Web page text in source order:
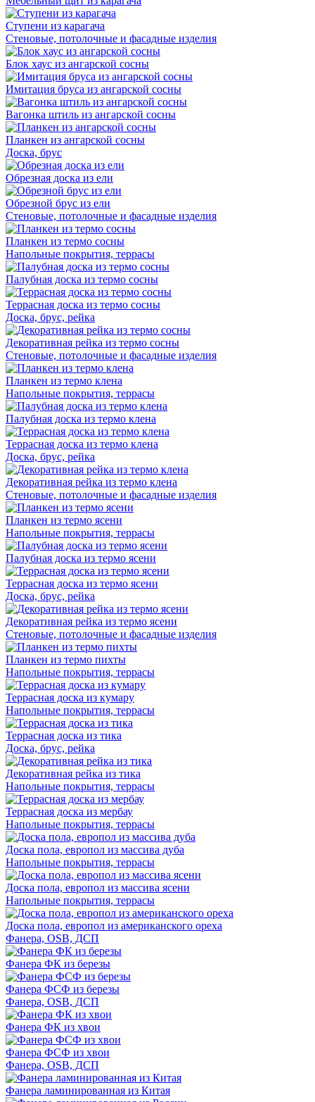
Ступени из карагача
Стеновые, потолочные и фасадные изделия
Блок хаус из ангарской сосны
Имитация бруса из ангарской сосны
Вагонка штиль из ангарской сосны
Планкен из ангарской сосны
Доска, брус
Обрезная доска из ели
Обрезной брус из ели
Стеновые, потолочные и фасадные изделия
Планкен из термо сосны
Напольные покрытия, террасы
Палубная доска из термо сосны
Террасная доска из термо сосны
Доска, брус, рейка
Декоративная рейка из термо сосны
Стеновые, потолочные и фасадные изделия
Планкен из термо клена
Напольные покрытия, террасы
Палубная доска из термо клена
Террасная доска из термо клена
Доска, брус, рейка
Декоративная рейка из термо клена
Стеновые, потолочные и фасадные изделия
Планкен из термо ясени
Напольные покрытия, террасы
Палубная доска из термо ясени
Террасная доска из термо ясени
Доска, брус, рейка
Декоративная рейка из термо ясени
Стеновые, потолочные и фасадные изделия
Планкен из термо пихты
Напольные покрытия, террасы
Террасная доска из кумару
Напольные покрытия, террасы
Террасная доска из тика
Доска, брус, рейка
Декоративная рейка из тика
Напольные покрытия, террасы
Террасная доска из мербау
Напольные покрытия, террасы
Доска пола, европол из массива дуба
Напольные покрытия, террасы
Доска пола, европол из массива ясени
Напольные покрытия, террасы
Доска пола, европол из американского ореха
Фанера, OSB, ДСП
Фанера ФК из березы
Фанера ФСФ из березы
Фанера, OSB, ДСП
Фанера ФК из хвои
Фанера ФСФ из хвои
Фанера, OSB, ДСП
Фанера ламинированная из Китая